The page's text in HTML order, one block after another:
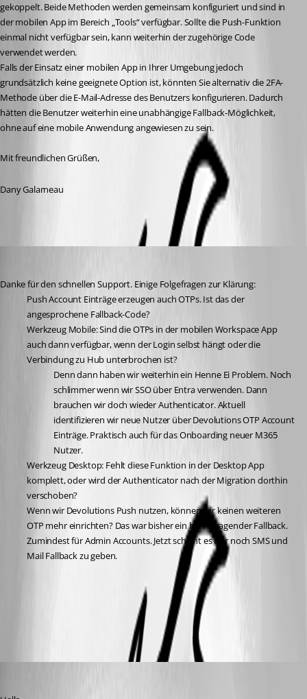
gekoppelt. Beide Methoden werden gemeinsam konfiguriert und sind in
der mobilen App im Bereich „Tools“ verfügbar. Sollte die Push-Funktion
einmal nicht verfügbar sein, kann weiterhin der zugehörige Code
verwendet werden.
Falls der Einsatz einer mobilen App in Ihrer Umgebung jedoch
grundsätzlich keine geeignete Option ist, könnten Sie alternativ die 2FA-
Methode über die E-Mail-Adresse des Benutzers konfigurieren. Dadurch
hätten die Benutzer weiterhin eine unabhängige Fallback-Möglichkeit,
ohne auf eine mobile Anwendung angewiesen zu sein.
Mit freundlichen Grüßen,
Dany Galarneau
Danke für den schnellen Support. Einige Folgefragen zur Klärung:
Push Account Einträge erzeugen auch OTPs. Ist das der
angesprochene Fallback-Code?
Werkzeug Mobile: Sind die OTPs in der mobilen Workspace App
auch dann verfügbar, wenn der Login selbst hängt oder die
Verbindung zu Hub unterbrochen ist?
Denn dann haben wir weiterhin ein Henne Ei Problem. Noch
schlimmer wenn wir SSO über Entra verwenden. Dann
brauchen wir doch wieder Authenticator. Aktuell
identifizieren wir neue Nutzer über Devolutions OTP Account
Einträge. Praktisch auch für das Onboarding neuer M365
Nutzer.
Werkzeug Desktop: Fehlt diese Funktion in der Desktop App
komplett, oder wird der Authenticator nach der Migration dorthin
verschoben?
Wenn wir Devolutions Push nutzen, können wir keinen weiteren
OTP mehr einrichten? Das war bisher ein hervorragender Fallback.
Zumindest für Admin Accounts. Jetzt scheint es nur noch SMS und
Mail Fallback zu geben.